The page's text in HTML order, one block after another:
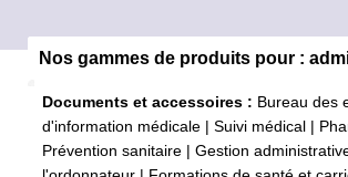
Nos gammes de produits pour :
Documents et accessoires : Bureau des
d'information médicale
Suivi médical
Prévention sanitaire
Gestion